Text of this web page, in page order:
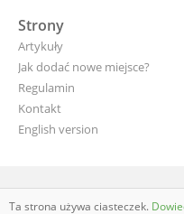
Strony
Artykuły
Jak dodać nowe miejsce?
Regulamin
Kontakt
English version
wyjade.pl -
Ta strona używa ciasteczek.